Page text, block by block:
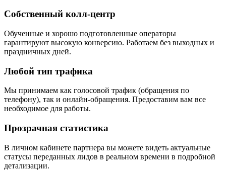
Собственный колл-центр
Обученные и хорошо подготовленные операторы
гарантируют высокую конверсию. Работаем без выходных и
праздничных дней.
Любой тип трафика
Мы принимаем как голосовой трафик (обращения по
телефону), так и онлайн-обращения. Предоставим вам все
необходимое для работы.
Прозрачная статистика
В личном кабинете партнера вы можете видеть актуальные
статусы переданных лидов в реальном времени в подробной
детализации.